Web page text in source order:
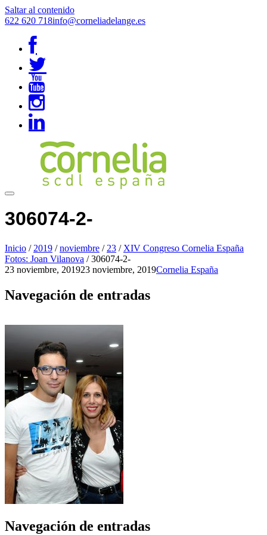
Saltar al contenido
622 620 718info@corneliadelange.es
306074-2-
Inicio / 2019 / noviembre / 23 / XIV Congreso Cornelia España
Fotos: Joan Vilanova / 306074-2-
23 noviembre, 201923 noviembre, 2019Cornelia España
Navegación de entradas
Navegación de entradas